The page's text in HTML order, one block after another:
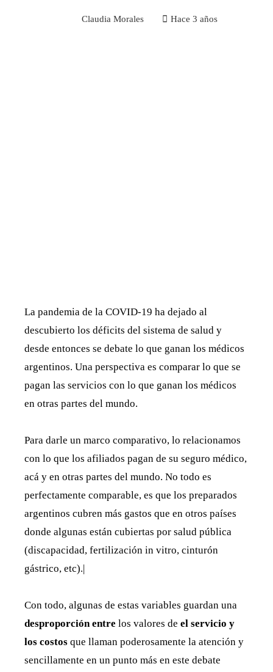
Claudia Morales Hace 3 años
La pandemia de la COVID-19 ha dejado al
descubierto los déficits del sistema de salud y
desde entonces se debate lo que ganan los médicos
argentinos. Una perspectiva es comparar lo que se
pagan las servicios con lo que ganan los médicos
en otras partes del mundo.
Para darle un marco comparativo, lo relacionamos
con lo que los afiliados pagan de su seguro médico,
acá y en otras partes del mundo. No todo es
perfectamente comparable, es que los preparados
argentinos cubren más gastos que en otros países
donde algunas están cubiertas por salud pública
(discapacidad, fertilización in vitro, cinturón
gástrico, etc).|
Con todo, algunas de estas variables guardan una
desproporción entre los valores de el servicio y
los costos que llaman poderosamente la atención y
sencillamente en un punto más en este debate